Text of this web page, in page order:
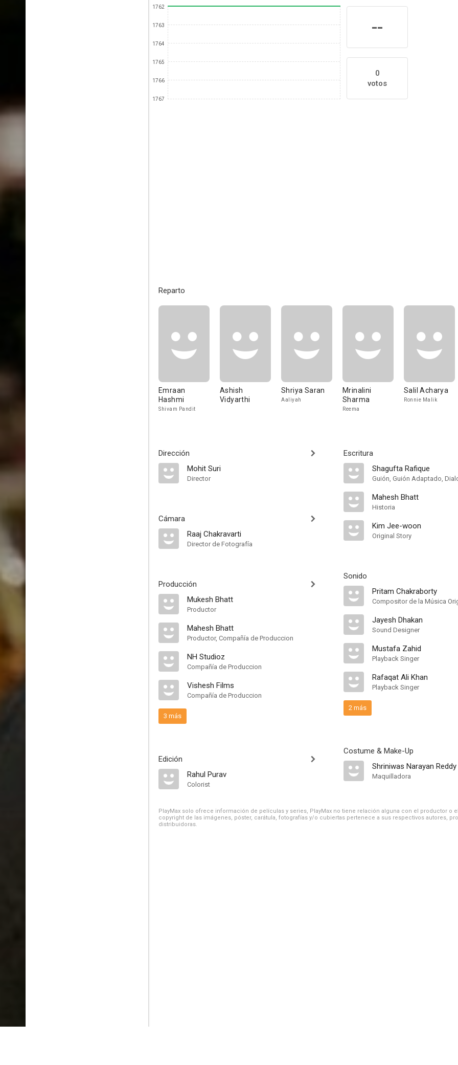
1762
1763
1764
1765
1766
1767
--
0
votos
Reparto
Emraan
Hashmi
Shivam Pandit
Ashish
Vidyarthi
Shriya Saran
Aaliyah
Mrinalini
Sharma
Reema
Salil Acharya
Ronnie Malik
Dirección
Mohit Suri
Director
Cámara
Raaj Chakravarti
Director de Fotografía
Producción
Mukesh Bhatt
Productor
Mahesh Bhatt
Productor, Compañía de Produccion
NH Studioz
Compañía de Produccion
Vishesh Films
Compañía de Produccion
3 más
Edición
Rahul Purav
Colorist
Escritura
Shagufta Rafique
Guión, Guión Adaptado,
Mahesh Bhatt
Historia
Kim Jee-woon
Original Story
Sonido
Pritam Chakraborty
Compositor de la Música
Jayesh Dhakan
Sound Designer
Mustafa Zahid
Playback Singer
Rafaqat Ali Khan
Playback Singer
2 más
Costume & Make-Up
Shriniwas Narayan Reddy
Maquilladora
PlayMax solo ofrece información de películas y series, PlayMax no tiene relación alguna con el productor o
copyright de las imágenes, póster, carátula, fotografías y/o cubiertas pertenece a sus respectivos autores,
distribuidoras.